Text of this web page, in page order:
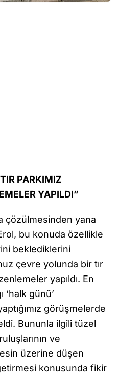
PARKIMIZ
YAPILDI”
çözülmesinden yana
bu konuda özellikle
beklediklerini
çevre yolunda bir tır
yapıldı. En
‘halk günü’
görüşmelerde
Bununla ilgili tüzel
ve
üzerine düşen
konusunda fikir